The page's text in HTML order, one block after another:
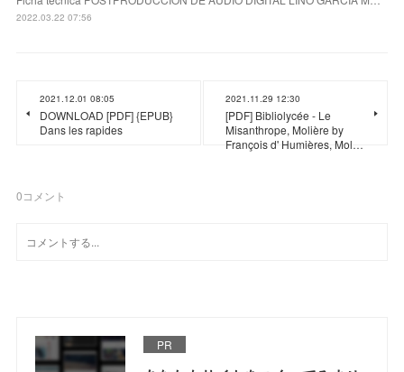
2022.03.22 07:56
2021.12.01 08:05
DOWNLOAD [PDF] {EPUB}
Dans les rapides
2021.11.29 12:30
[PDF] Bibliolycée - Le
Misanthrope, Molière by
François d' Humières, Mol…
0コメント
PR